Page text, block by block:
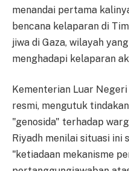
menandai pertama
bencana kelaparan di
jiwa di Gaza, wilayah
menghadapi kelaparan
Kementerian Luar
resmi, mengutuk
"genosida" terhadap
Riyadh menilai situasi ini
"ketiadaan mekanisme